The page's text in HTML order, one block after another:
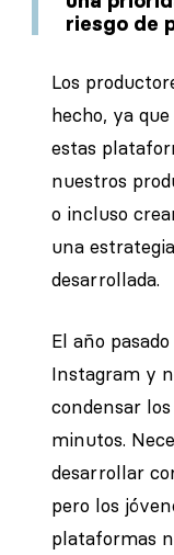
riesgo de
Los
hecho, ya
estas
nuestros
o incluso
una
desarrollada.
El año
Instagram y
condensar
minutos.
desarrollar
pero los
plataformas